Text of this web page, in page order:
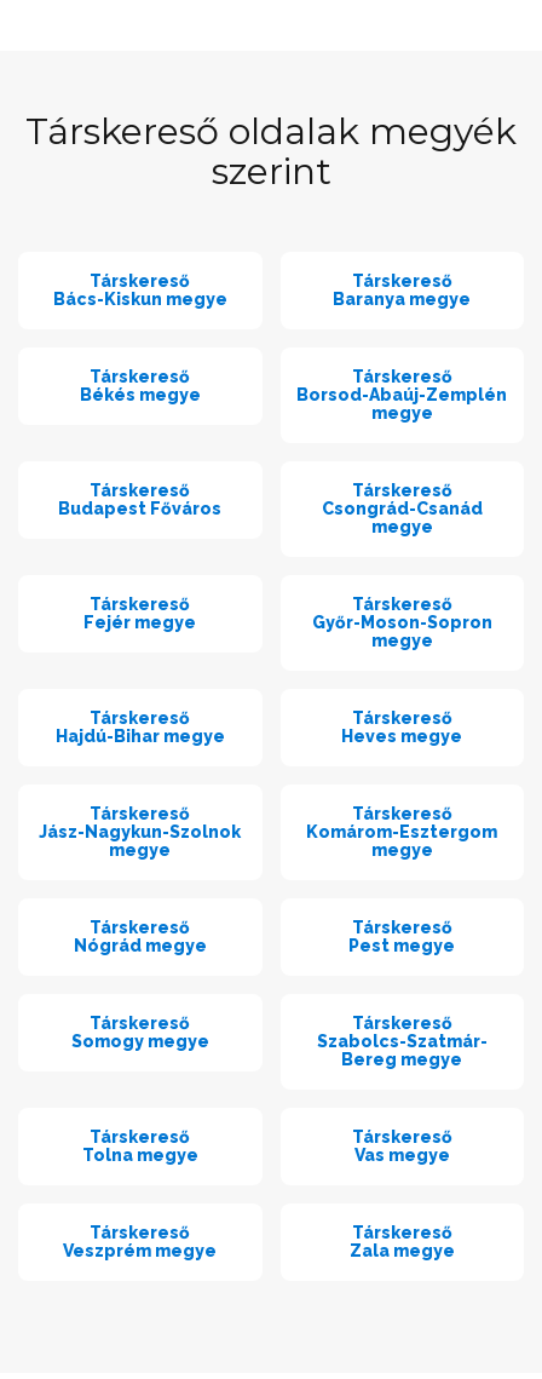
Társkereső oldalak megyék
szerint
Társkereső
Bács-Kiskun megye
Társkereső
Baranya megye
Társkereső
Békés megye
Társkereső
Borsod-Abaúj-Zemplén
megye
Társkereső
Budapest Főváros
Társkereső
Csongrád-Csanád
megye
Társkereső
Fejér megye
Társkereső
Győr-Moson-Sopron
megye
Társkereső
Hajdú-Bihar megye
Társkereső
Heves megye
Társkereső
Jász-Nagykun-Szolnok
megye
Társkereső
Komárom-Esztergom
megye
Társkereső
Nógrád megye
Társkereső
Pest megye
Társkereső
Somogy megye
Társkereső
Szabolcs-Szatmár-
Bereg megye
Társkereső
Tolna megye
Társkereső
Vas megye
Társkereső
Veszprém megye
Társkereső
Zala megye